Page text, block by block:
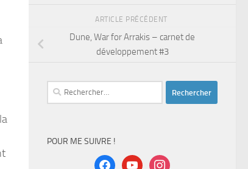
ARTICLE PRÉCÉDENT
Dune, War for Arrakis – carnet de
développement #3
Rechercher :
POUR ME SUIVRE !
facebookyoutubeinstagram